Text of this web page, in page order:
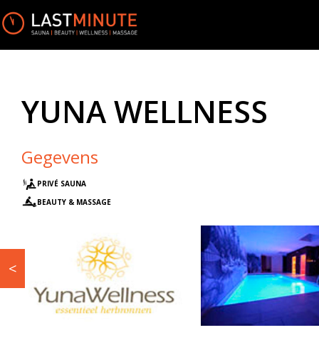
YUNA WELLNESS
Gegevens
PRIVÉ SAUNA
BEAUTY & MASSAGE
<